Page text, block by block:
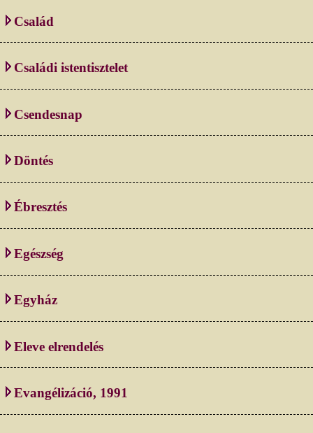
Család
Családi istentisztelet
Csendesnap
Döntés
Ébresztés
Egészség
Egyház
Eleve elrendelés
Evangélizáció, 1991